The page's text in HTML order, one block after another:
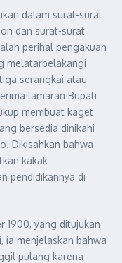
dalam surat-surat
dan surat-surat
perihal pengakuan
melatarbelakangi
serangkai atau
lamaran Bupati
membuat kaget
bersedia dinikahi
Dikisahkan bahwa
kakak
pendidikannya di
1900, yang ditujukan
ia menjelaskan bahwa
pulang karena